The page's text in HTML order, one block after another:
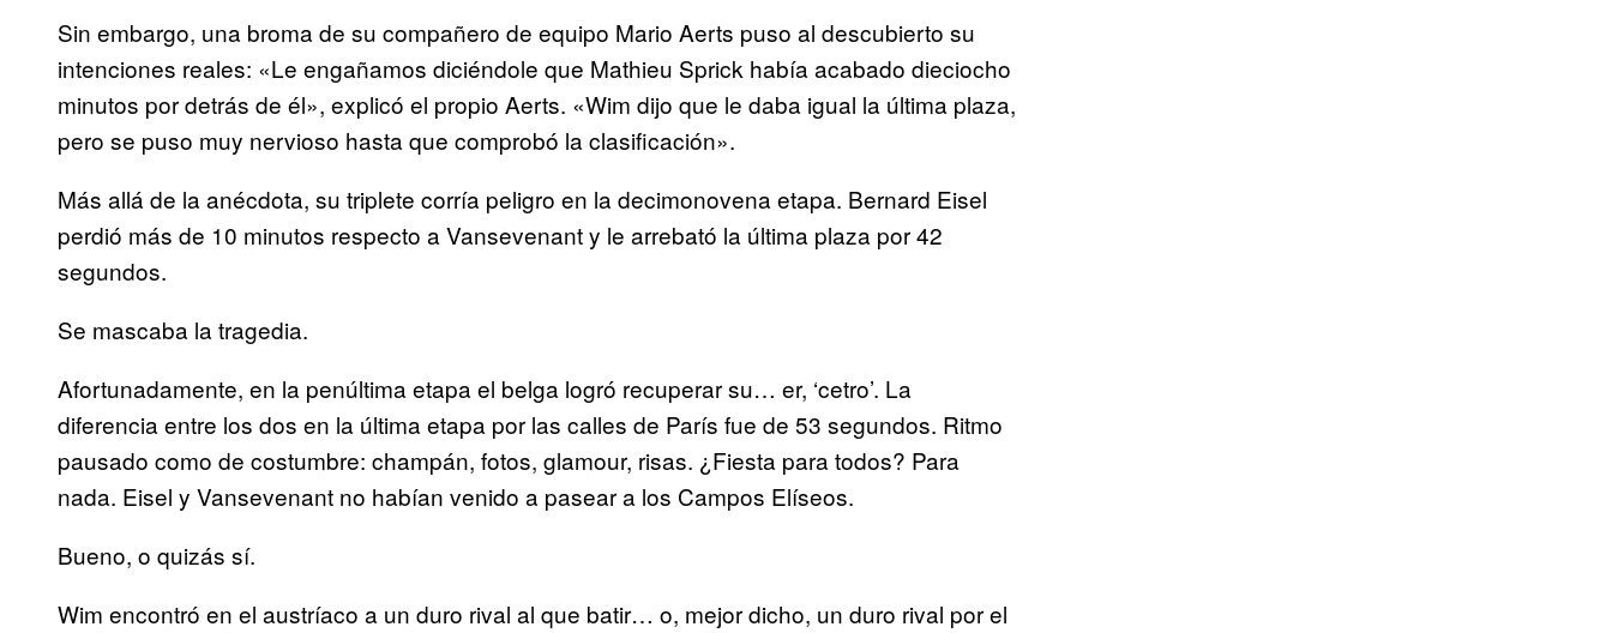
Sin embargo, una broma de su compañero de equipo Mario Aerts puso al descubierto su
intenciones reales: «Le engañamos diciéndole que Mathieu Sprick había acabado dieciocho
minutos por detrás de él», explicó el propio Aerts. «Wim dijo que le daba igual la última plaza,
pero se puso muy nervioso hasta que comprobó la clasificación».
Más allá de la anécdota, su triplete corría peligro en la decimonovena etapa. Bernard Eisel
perdió más de 10 minutos respecto a Vansevenant y le arrebató la última plaza por 42
segundos.
Se mascaba la tragedia.
Afortunadamente, en la penúltima etapa el belga logró recuperar su… er, ‘cetro’. La
diferencia entre los dos en la última etapa por las calles de París fue de 53 segundos. Ritmo
pausado como de costumbre: champán, fotos, glamour, risas. ¿Fiesta para todos? Para
nada. Eisel y Vansevenant no habían venido a pasear a los Campos Elíseos.
Bueno, o quizás sí.
Wim encontró en el austríaco a un duro rival al que batir… o, mejor dicho, un duro rival por el